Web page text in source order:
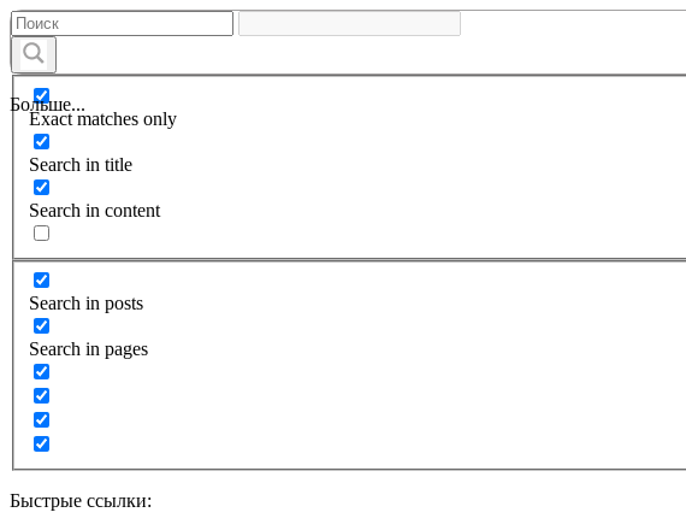
Больше...
Exact matches only
Search in title
Search in content
Search in posts
Search in pages
Быстрые ссылки: